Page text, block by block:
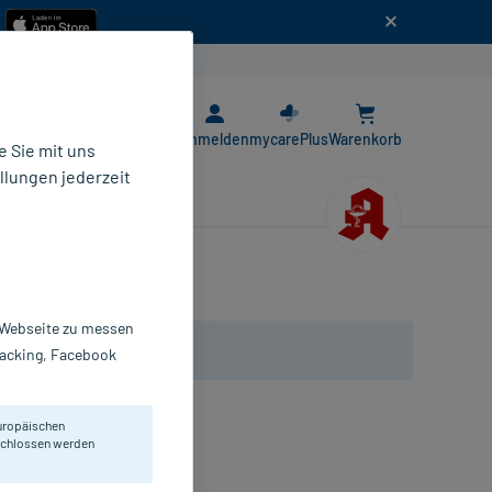
AnmeldenmycarePlusWarenkorb
Sie mit uns
jederzeit
zu messen
Facebook
werden